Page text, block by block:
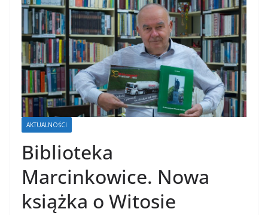
AKTUALNOŚCI
Biblioteka
Marcinkowice. Nowa
książka o Witosie